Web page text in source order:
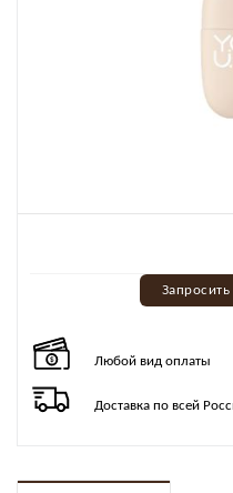
Любой вид оплаты
Доставка по всей